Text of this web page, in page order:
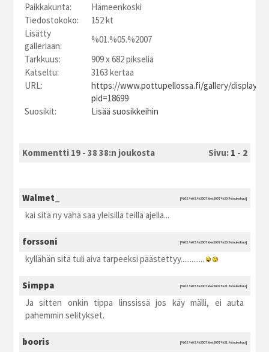
Paikkakunta:
Hämeenkoski
Tiedostokoko:
152 kt
Lisätty
galleriaan:
%01.%05.%2007
Tarkkuus:
909 x 682 pikseliä
Katseltu:
3163 kertaa
URL:
https://www.pottupellossa.fi/gallery/
pid=18699
Suosikit:
Lisää suosikkeihin
Kommentti 19 - 38 38:n joukosta Sivu: 1 - 2
Walmet_ [%02.%05.%2007 kke2007 %20:%toukokuu]
kai sitä ny vähä saa yleisillä teillä ajella...
forssoni [%02.%05.%2007 kke2007 %20:%toukokuu]
kyllähän sitä tuli aiva tarpeeksi päästettyy.............
Simppa [%02.%05.%2007 kke2007 %21:%toukokuu]
Ja sitten onkin tippa linssissä jos käy mälli, ei auta
pahemmin selitykset.
booris [%02.%05.%2007 kke2007 %21:%toukokuu]